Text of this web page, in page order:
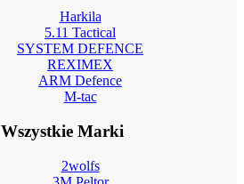
Harkila
5.11 Tactical
SYSTEM DEFENCE
REXIMEX
ARM Defence
M-tac
Wszystkie Marki
2wolfs